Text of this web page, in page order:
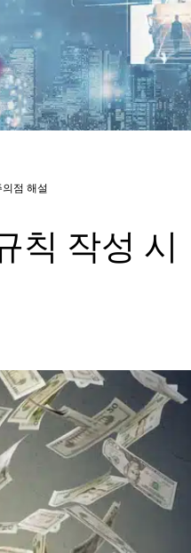
평판 손상 완화
명예훼손 발언의 ID
점 해설
칙 작성 시